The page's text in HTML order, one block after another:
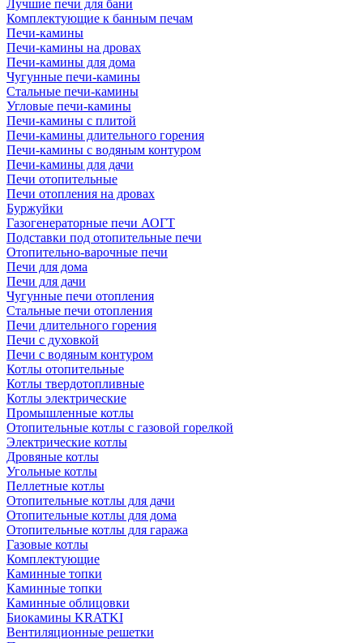
Лучшие печи для бани
Комплектующие к банным печам
Печи-камины
Печи-камины на дровах
Печи-камины для дома
Чугунные печи-камины
Стальные печи-камины
Угловые печи-камины
Печи-камины с плитой
Печи-камины длительного горения
Печи-камины с водяным контуром
Печи-камины для дачи
Печи отопительные
Печи отопления на дровах
Буржуйки
Газогенераторные печи АОГТ
Подставки под отопительные печи
Отопительно-варочные печи
Печи для дома
Печи для дачи
Чугунные печи отопления
Стальные печи отопления
Печи длительного горения
Печи с духовкой
Печи с водяным контуром
Котлы отопительные
Котлы твердотопливные
Котлы электрические
Промышленные котлы
Отопительные котлы с газовой горелкой
Электрические котлы
Дровяные котлы
Угольные котлы
Пеллетные котлы
Отопительные котлы для дачи
Отопительные котлы для дома
Отопительные котлы для гаража
Газовые котлы
Комплектующие
Каминные топки
Каминные топки
Каминные облицовки
Биокамины KRATKI
Вентиляционные решетки